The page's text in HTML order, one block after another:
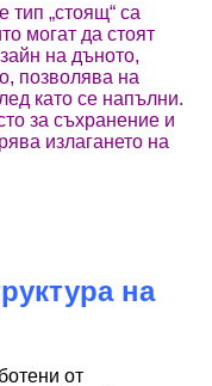
тип „стоящ“ са
могат да стоят
на дъното,
позволява на
като се напълни.
за съхранение и
излагането на
на
от